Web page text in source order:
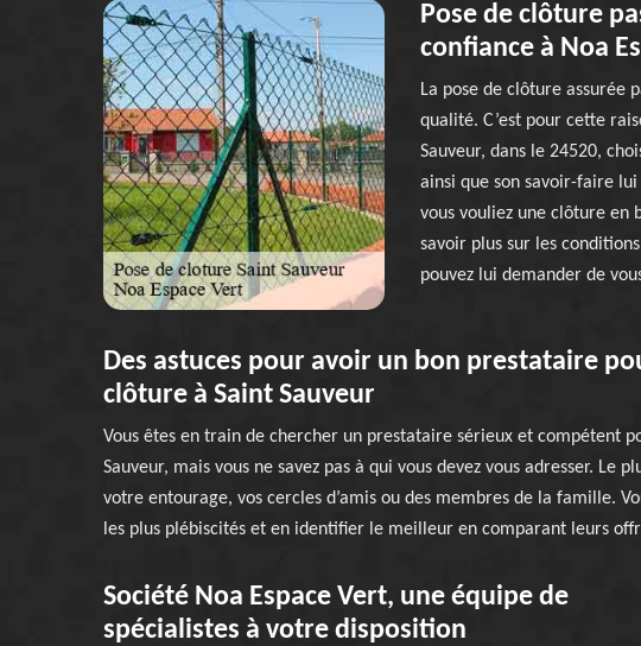
Pose de clôture
confiance à Noa
La pose de clôture assurée
qualité. C’est pour cette
Sauveur, dans le 24520,
ainsi que son savoir-faire
vous vouliez une clôture en
savoir plus sur les
pouvez lui demander de
Des astuces pour avoir un bon prestataire
clôture à Saint Sauveur
Vous êtes en train de chercher un prestataire sérieux et compétent
Sauveur, mais vous ne savez pas à qui vous devez vous adresser. Le
votre entourage, vos cercles d’amis ou des membres de la famille.
les plus plébiscités et en identifier le meilleur en comparant leurs
Société Noa Espace Vert, une équipe de
spécialistes à votre disposition